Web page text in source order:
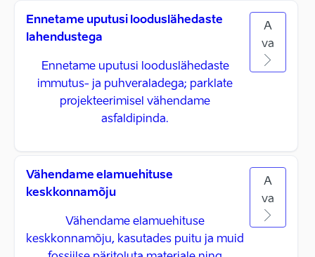
Ennetame uputusi looduslähedaste
lahendustega
Ennetame uputusi looduslähedaste
immutus- ja puhveraladega; parklate
projekteerimisel vähendame
asfaldipinda.
A
va
Vähendame elamuehituse
keskkonnamõju
Vähendame elamuehituse
keskkonnamõju, kasutades puitu ja muid
A
va